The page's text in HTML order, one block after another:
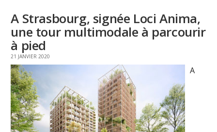
A Strasbourg, signée Loci Anima,
une tour multimodale à parcourir
à pied
21 JANVIER 2020
A